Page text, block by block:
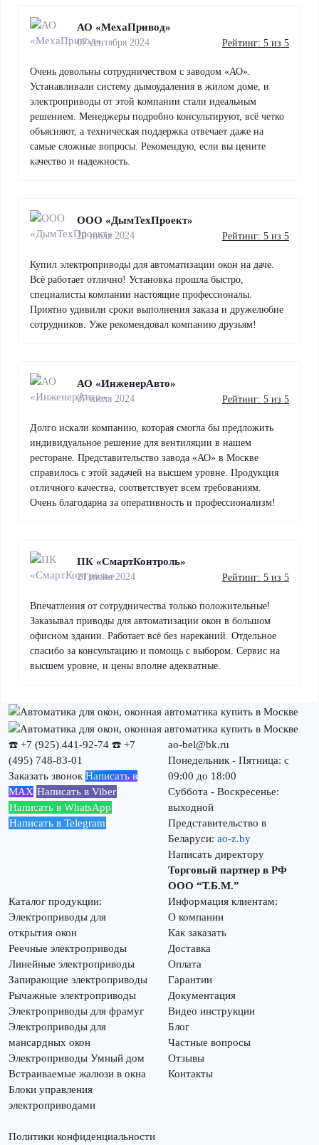
АО «МехаПривод»
07 сентября 2024 Рейтинг: 5 из 5
Очень довольны сотрудничеством с заводом «АО».
Устанавливали систему дымоудаления в жилом доме, и
электроприводы от этой компании стали идеальным
решением. Менеджеры подробно консультируют, всё четко
объясняют, а техническая поддержка отвечает даже на
самые сложные вопросы. Рекомендую, если вы цените
качество и надежность.
ООО «ДымТехПроект»
20 июля 2024 Рейтинг: 5 из 5
Купил электроприводы для автоматизации окон на даче.
Всё работает отлично! Установка прошла быстро,
специалисты компании настоящие профессионалы.
Приятно удивили сроки выполнения заказа и дружелюбие
сотрудников. Уже рекомендовал компанию друзьям!
АО «ИнженерАвто»
07 июля 2024 Рейтинг: 5 из 5
Долго искали компанию, которая смогла бы предложить
индивидуальное решение для вентиляции в нашем
ресторане. Представительство завода «АО» в Москве
справилось с этой задачей на высшем уровне. Продукция
отличного качества, соответствует всем требованиям.
Очень благодарна за оперативность и профессионализм!
ПК «СмартКонтроль»
21 июня 2024 Рейтинг: 5 из 5
Впечатления от сотрудничества только положительные!
Заказывал приводы для автоматизации окон в большом
офисном здании. Работает всё без нареканий. Отдельное
спасибо за консультацию и помощь с выбором. Сервис на
высшем уровне, и цены вполне адекватные.
☎️ +7 (925) 441-92-74 ☎️ +7
(495) 748-83-01
Заказать звонок Написать в
MAX Написать в Viber
Написать в WhatsApp
Написать в Telegram
ao-bel@bk.ru
Понедельник - Пятница: с
09:00 до 18:00
Суббота - Воскресенье:
выходной
Представительство в
Беларуси: ao-z.by
Написать директору
Торговый партнер в РФ
ООО “Т.Б.М.”
Каталог продукции:
Электроприводы для
открытия окон
Реечные электроприводы
Линейные электроприводы
Запирающие электроприводы
Рычажные электроприводы
Электроприводы для фрамуг
Электроприводы для
мансардных окон
Электроприводы Умный дом
Встраиваемые жалюзи в окна
Блоки управления
электроприводами
Информация клиентам:
О компании
Как заказать
Доставка
Оплата
Гарантии
Документация
Видео инструкции
Блог
Частные вопросы
Отзывы
Контакты
Политики конфиденциальности